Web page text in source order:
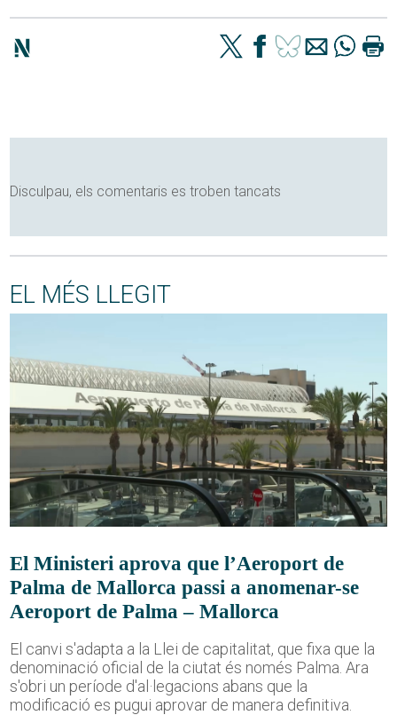
Disculpau, els comentaris es troben tancats
EL MÉS LLEGIT
El Ministeri aprova que l’Aeroport de
Palma de Mallorca passi a anomenar-se
Aeroport de Palma – Mallorca
El canvi s'adapta a la Llei de capitalitat, que fixa que la
denominació oficial de la ciutat és només Palma. Ara
s'obri un període d'al·legacions abans que la
modificació es pugui aprovar de manera definitiva.